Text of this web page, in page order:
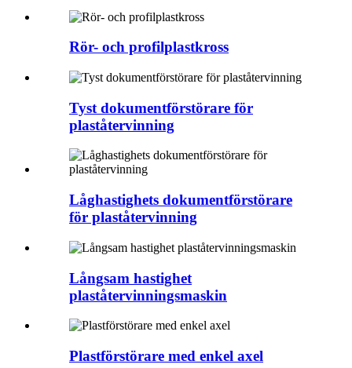
Rör- och profilplastkross
Tyst dokumentförstörare för
plaståtervinning
Låghastighets dokumentförstörare
för plaståtervinning
Långsam hastighet
plaståtervinningsmaskin
Plastförstörare med enkel axel